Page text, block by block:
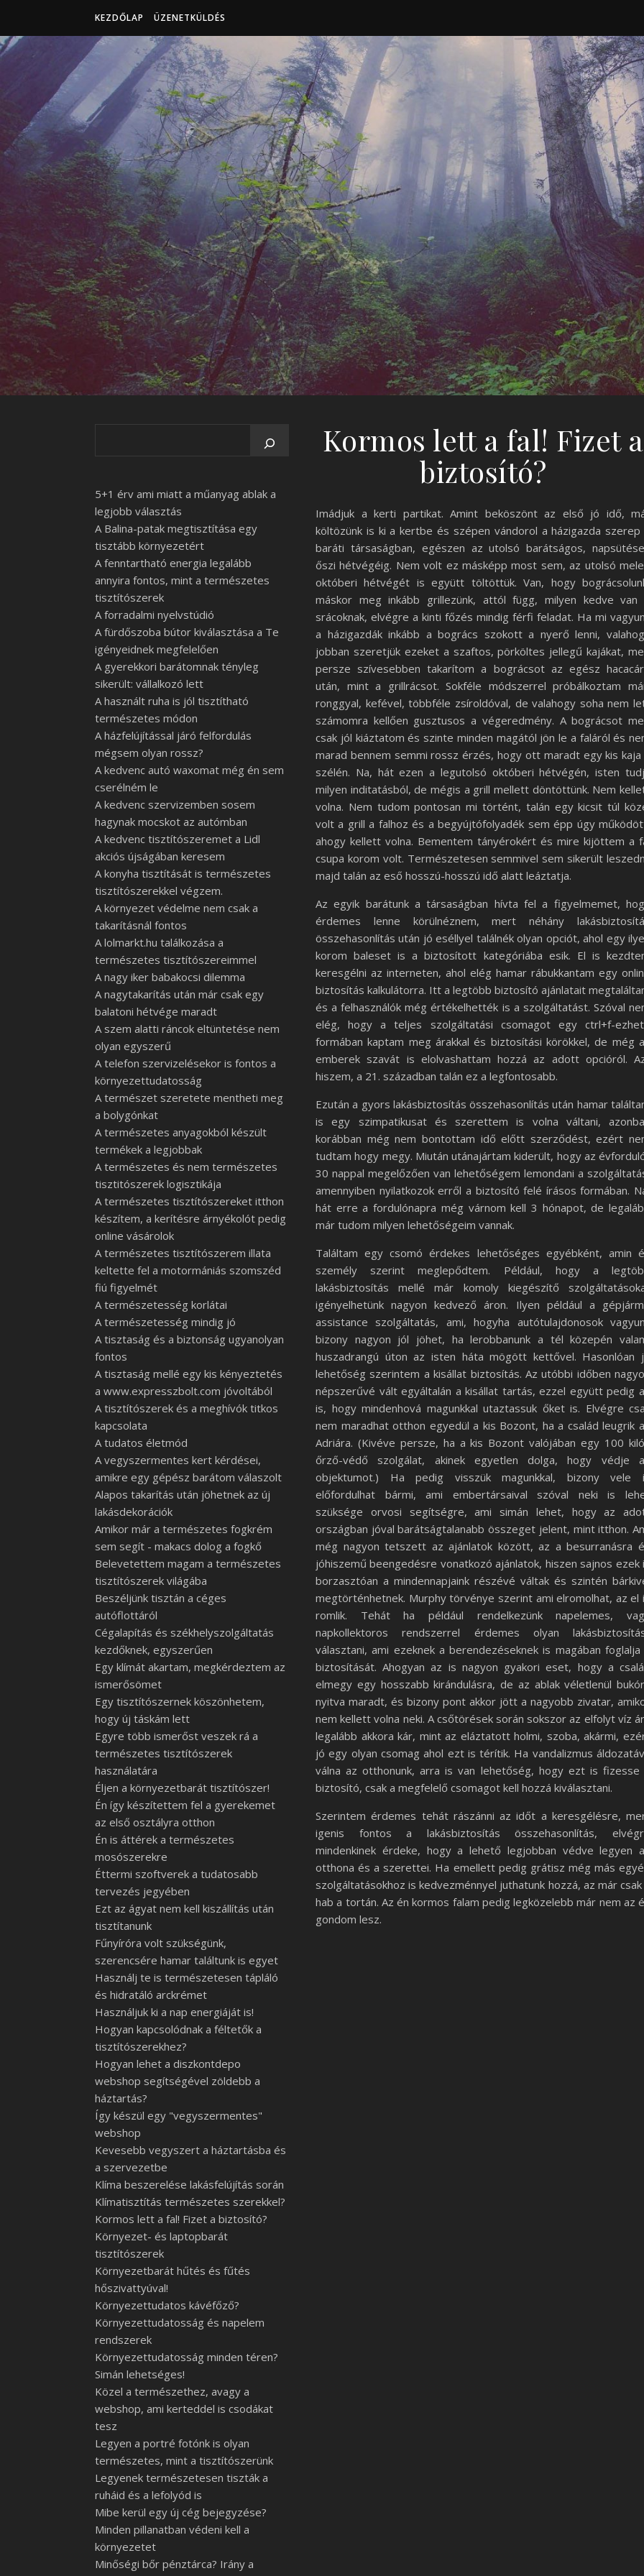
KEZDŐLAP ÜZENETKÜLDÉS
5+1 érv ami miatt a műanyag ablak a
legjobb választás
A Balina-patak megtisztítása egy
tisztább környezetért
A fenntartható energia legalább
annyira fontos, mint a természetes
tisztítószerek
A forradalmi nyelvstúdió
A fürdőszoba bútor kiválasztása a Te
igényeidnek megfelelően
A gyerekkori barátomnak tényleg
sikerült: vállalkozó lett
A használt ruha is jól tisztítható
természetes módon
A házfelújítással járó felfordulás
mégsem olyan rossz?
A kedvenc autó waxomat még én sem
cserélném le
A kedvenc szervizemben sosem
hagynak mocskot az autómban
A kedvenc tisztítószeremet a Lidl
akciós újságában keresem
A konyha tisztítását is természetes
tisztítószerekkel végzem.
A környezet védelme nem csak a
takarításnál fontos
A lolmarkt.hu találkozása a
természetes tisztítószereimmel
A nagy iker babakocsi dilemma
A nagytakarítás után már csak egy
balatoni hétvége maradt
A szem alatti ráncok eltüntetése nem
olyan egyszerű
A telefon szervizelésekor is fontos a
környezettudatosság
A természet szeretete mentheti meg
a bolygónkat
A természetes anyagokból készült
termékek a legjobbak
A természetes és nem természetes
tisztitószerek logisztikája
A természetes tisztítószereket itthon
készítem, a kerítésre árnyékolót pedig
online vásárolok
A természetes tisztítószerem illata
keltette fel a motormániás szomszéd
fiú figyelmét
A természetesség korlátai
A természetesség mindig jó
A tisztaság és a biztonság ugyanolyan
fontos
A tisztaság mellé egy kis kényeztetés
a www.expresszbolt.com jóvoltából
A tisztítószerek és a meghívók titkos
kapcsolata
A tudatos életmód
A vegyszermentes kert kérdései,
amikre egy gépész barátom válaszolt
Alapos takarítás után jöhetnek az új
lakásdekorációk
Amikor már a természetes fogkrém
sem segít - makacs dolog a fogkő
Belevetettem magam a természetes
tisztítószerek világába
Beszéljünk tisztán a céges
autóflottáról
Cégalapítás és székhelyszolgáltatás
kezdőknek, egyszerűen
Egy klímát akartam, megkérdeztem az
ismerősömet
Egy tisztítószernek köszönhetem,
hogy új táskám lett
Egyre több ismerőst veszek rá a
természetes tisztítószerek
használatára
Éljen a környezetbarát tisztítószer!
Én így készítettem fel a gyerekemet
az első osztályra otthon
Én is áttérek a természetes
mosószerekre
Éttermi szoftverek a tudatosabb
tervezés jegyében
Ezt az ágyat nem kell kiszállítás után
tisztítanunk
Fűnyíróra volt szükségünk,
szerencsére hamar találtunk is egyet
Használj te is természetesen tápláló
és hidratáló arckrémet
Használjuk ki a nap energiáját is!
Hogyan kapcsolódnak a féltetők a
tisztítószerekhez?
Hogyan lehet a diszkontdepo
webshop segítségével zöldebb a
háztartás?
Így készül egy "vegyszermentes"
webshop
Kevesebb vegyszert a háztartásba és
a szervezetbe
Klíma beszerelése lakásfelújítás során
Klímatisztítás természetes szerekkel?
Kormos lett a fal! Fizet a biztosító?
Környezet- és laptopbarát
tisztítószerek
Környezetbarát hűtés és fűtés
hőszivattyúval!
Környezettudatos kávéfőző?
Környezettudatosság és napelem
rendszerek
Környezettudatosság minden téren?
Simán lehetséges!
Közel a természethez, avagy a
webshop, ami kerteddel is csodákat
tesz
Legyen a portré fotónk is olyan
természetes, mint a tisztítószerünk
Legyenek természetesen tiszták a
ruháid és a lefolyód is
Mibe kerül egy új cég bejegyzése?
Minden pillanatban védeni kell a
környezetet
Minőségi bőr pénztárca? Irány a
Kormos lett a fal! Fizet a
biztosító?
Imádjuk a kerti partikat. Amint beköszönt az első jó idő,
költözünk is ki a kertbe és szépen vándorol a házigazda szerep
baráti társaságban, egészen az utolsó barátságos,
őszi hétvégéig. Nem volt ez másképp most sem, az utolsó
októberi hétvégét is együtt töltöttük. Van, hogy
máskor meg inkább grillezünk, attól függ, milyen kedve van
srácoknak, elvégre a kinti főzés mindig férfi feladat. Ha mi
a házigazdák inkább a bogrács szokott a nyerő lenni,
jobban szeretjük ezeket a szaftos, pörköltes jellegű kajákat,
persze szívesebben takarítom a bográcsot az egész
után, mint a grillrácsot. Sokféle módszerrel próbálkoztam
ronggyal, kefével, többféle zsíroldóval, de valahogy soha nem
számomra kellően gusztusos a végeredmény. A bográcsot
csak jól kiáztatom és szinte minden magától jön le a faláról és
marad bennem semmi rossz érzés, hogy ott maradt egy kis kaja
szélén. Na, hát ezen a legutolsó októberi hétvégén, isten
milyen inditatásból, de mégis a grill mellett döntöttünk. Nem
volna. Nem tudom pontosan mi történt, talán egy kicsit túl
volt a grill a falhoz és a begyújtófolyadék sem épp úgy
ahogy kellett volna. Bementem tányérokért és mire kijöttem a
csupa korom volt. Természetesen semmivel sem sikerült
majd talán az eső hosszú-hosszú idő alatt leáztatja.
Az egyik barátunk a társaságban hívta fel a figyelmemet,
érdemes lenne körülnéznem, mert néhány
összehasonlítás után jó eséllyel találnék olyan opciót, ahol egy
korom baleset is a biztosított kategóriába esik. El is
keresgélni az interneten, ahol elég hamar rábukkantam egy
biztosítás kalkulátorra. Itt a legtöbb biztosító ajánlatait
és a felhasználók még értékelhették is a szolgáltatást. Szóval
elég, hogy a teljes szolgáltatási csomagot egy ctrl+f-
formában kaptam meg árakkal és biztosítási körökkel, de még
emberek szavát is elolvashattam hozzá az adott opcióról.
hiszem, a 21. században talán ez a legfontosabb.
Ezután a gyors lakásbiztosítás összehasonlítás után hamar
is egy szimpatikusat és szerettem is volna váltani,
korábban még nem bontottam idő előtt szerződést, ezért
tudtam hogy megy. Miután utánajártam kiderült, hogy az
30 nappal megelőzően van lehetőségem lemondani a
amennyiben nyilatkozok erről a biztosító felé írásos formában.
hát erre a fordulónapra még várnom kell 3 hónapot, de
már tudom milyen lehetőségeim vannak.
Találtam egy csomó érdekes lehetőséges egyébként, amin
személy szerint meglepődtem. Például, hogy a
lakásbiztosítás mellé már komoly kiegészítő
igényelhetünk nagyon kedvező áron. Ilyen például a
assistance szolgáltatás, ami, hogyha autótulajdonosok
bizony nagyon jól jöhet, ha lerobbanunk a tél közepén
huszadrangú úton az isten háta mögött kettővel. Hasonlóan
lehetőség szerintem a kisállat biztosítás. Az utóbbi időben
népszerűvé vált egyáltalán a kisállat tartás, ezzel együtt pedig
is, hogy mindenhová magunkkal utaztassuk őket is. Elvégre
nem maradhat otthon egyedül a kis Bozont, ha a család leugrik
Adriára. (Kivéve persze, ha a kis Bozont valójában egy 100
őrző-védő szolgálat, akinek egyetlen dolga, hogy védje
objektumot.) Ha pedig visszük magunkkal, bizony vele
előfordulhat bármi, ami embertársaival szóval neki is
szüksége orvosi segítségre, ami simán lehet, hogy az
országban jóval barátságtalanabb összeget jelent, mint itthon.
még nagyon tetszett az ajánlatok között, az a besurranásra
jóhiszemű beengedésre vonatkozó ajánlatok, hiszen sajnos ezek
borzasztóan a mindennapjaink részévé váltak és szintén
megtörténhetnek. Murphy törvénye szerint ami elromolhat, az el
romlik. Tehát ha például rendelkezünk napelemes,
napkollektoros rendszerrel érdemes olyan
választani, ami ezeknek a berendezéseknek is magában foglalja
biztosítását. Ahogyan az is nagyon gyakori eset, hogy a
elmegy egy hosszabb kirándulásra, de az ablak véletlenül
nyitva maradt, és bizony pont akkor jött a nagyobb zivatar,
nem kellett volna neki. A csőtörések során sokszor az elfolyt víz
legalább akkora kár, mint az eláztatott holmi, szoba, akármi,
jó egy olyan csomag ahol ezt is térítik. Ha vandalizmus
válna az otthonunk, arra is van lehetőség, hogy ezt is fizesse
biztosító, csak a megfelelő csomagot kell hozzá kiválasztani.
Szerintem érdemes tehát rászánni az időt a keresgélésre,
igenis fontos a lakásbiztosítás összehasonlítás,
mindenkinek érdeke, hogy a lehető legjobban védve legyen
otthona és a szerettei. Ha emellett pedig grátisz még más
szolgáltatásokhoz is kedvezménnyel juthatunk hozzá, az már csak
hab a tortán. Az én kormos falam pedig legközelebb már nem az
gondom lesz.